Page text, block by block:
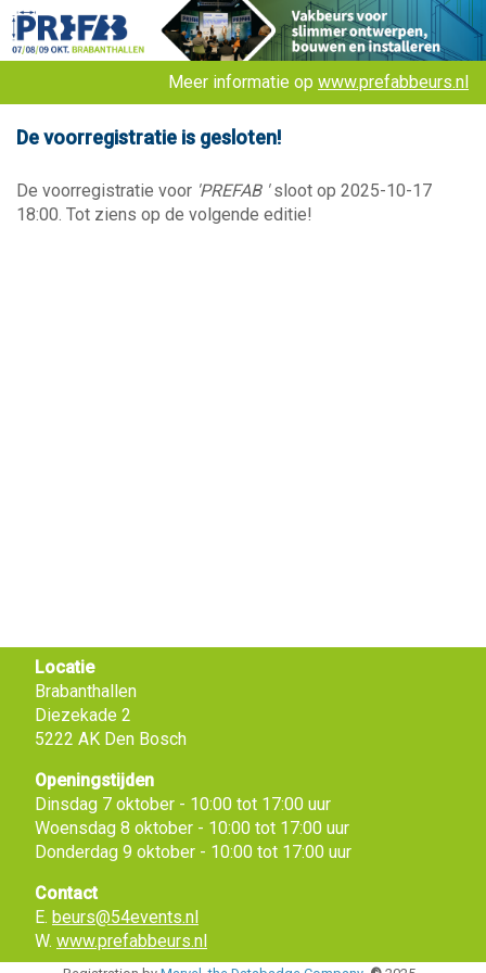
Meer informatie op www.prefabbeurs.nl
De voorregistratie is gesloten!
De voorregistratie voor 'PREFAB ' sloot op 2025-10-17
18:00. Tot ziens op de volgende editie!
Locatie
Brabanthallen
Diezekade 2
5222 AK Den Bosch
Openingstijden
Dinsdag 7 oktober - 10:00 tot 17:00 uur
Woensdag 8 oktober - 10:00 tot 17:00 uur
Donderdag 9 oktober - 10:00 tot 17:00 uur
Contact
E. beurs@54events.nl
W. www.prefabbeurs.nl